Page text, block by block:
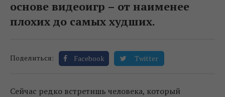
основе видеоигр – от наименее
плохих до самых худших.
Поделиться: Facebook Twitter
Сейчас редко встретишь человека, который